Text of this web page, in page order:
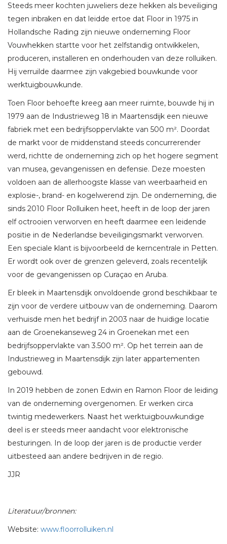
Steeds meer kochten juweliers deze hekken als beveiliging
tegen inbraken en dat leidde ertoe dat Floor in 1975 in
Hollandsche Rading zijn nieuwe onderneming Floor
Vouwhekken startte voor het zelfstandig ontwikkelen,
produceren, installeren en onderhouden van deze rolluiken.
Hij verruilde daarmee zijn vakgebied bouwkunde voor
werktuigbouwkunde.
Toen Floor behoefte kreeg aan meer ruimte, bouwde hij in
1979 aan de Industrieweg 18 in Maartensdijk een nieuwe
fabriek met een bedrijfsoppervlakte van 500 m². Doordat
de markt voor de middenstand steeds concurrerender
werd, richtte de onderneming zich op het hogere segment
van musea, gevangenissen en defensie. Deze moesten
voldoen aan de allerhoogste klasse van weerbaarheid en
explosie-, brand- en kogelwerend zijn. De onderneming, die
sinds 2010 Floor Rolluiken heet, heeft in de loop der jaren
elf octrooien verworven en heeft daarmee een leidende
positie in de Nederlandse beveiligingsmarkt verworven.
Een speciale klant is bijvoorbeeld de kerncentrale in Petten.
Er wordt ook over de grenzen geleverd, zoals recentelijk
voor de gevangenissen op Curaçao en Aruba.
Er bleek in Maartensdijk onvoldoende grond beschikbaar te
zijn voor de verdere uitbouw van de onderneming. Daarom
verhuisde men het bedrijf in 2003 naar de huidige locatie
aan de Groenekanseweg 24 in Groenekan met een
bedrijfsoppervlakte van 3.500 m². Op het terrein aan de
Industrieweg in Maartensdijk zijn later appartementen
gebouwd.
In 2019 hebben de zonen Edwin en Ramon Floor de leiding
van de onderneming overgenomen. Er werken circa
twintig medewerkers. Naast het werktuigbouwkundige
deel is er steeds meer aandacht voor elektronische
besturingen. In de loop der jaren is de productie verder
uitbesteed aan andere bedrijven in de regio.
JJR
Literatuur/bronnen:
Website: www.floorrolluiken.nl